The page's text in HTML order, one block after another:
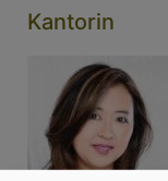
Kantorin